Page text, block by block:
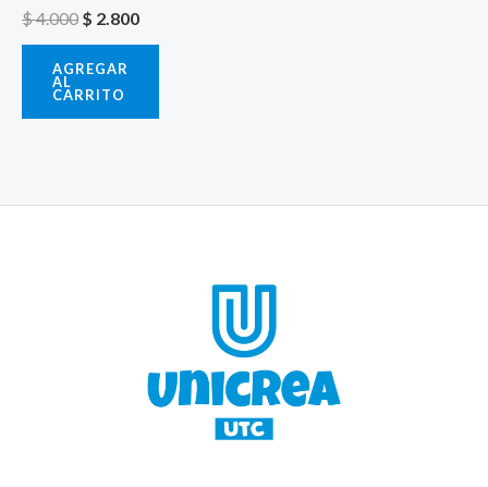
$4.000 $ 2.800
AGREGAR
AL
CARRITO